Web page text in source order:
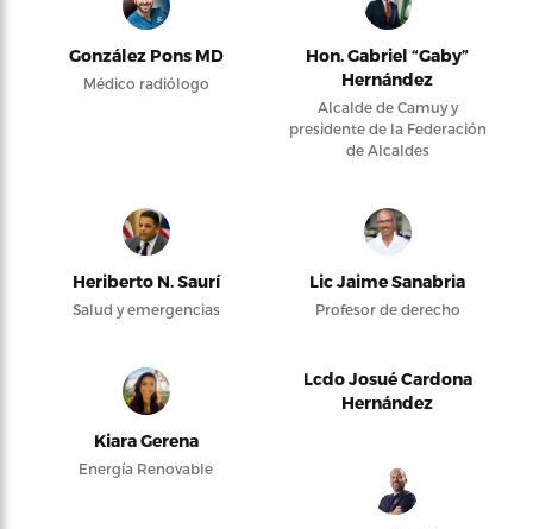
González Pons MD
Médico radiólogo
Hon. Gabriel “Gaby”
Hernández
Alcalde de Camuy y
presidente de la Federación
de Alcaldes
Heriberto N. Saurí
Salud y emergencias
Lic Jaime Sanabria
Profesor de derecho
Kiara Gerena
Energía Renovable
Lcdo Josué Cardona
Hernández